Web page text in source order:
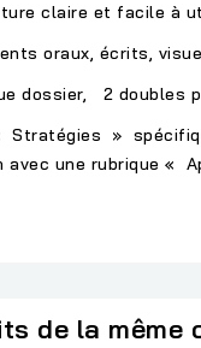
claire et facile à
oraux, écrits,
dossier, 2 doubles
Stratégies »
avec une rubrique «
de la même